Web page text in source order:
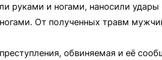
руками и ногами, наносили
От полученных травм
обвиняемая и её